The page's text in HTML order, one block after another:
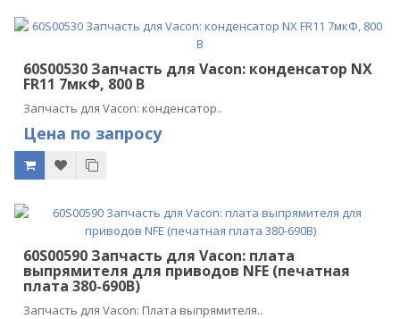
60S00530 Запчасть для Vacon: конденсатор NX
FR11 7мкФ, 800 В
Запчасть для Vacon: конденсатор..
Цена по запросу
60S00590 Запчасть для Vacon: плата
выпрямителя для приводов NFE (печатная
плата 380-690В)
Запчасть для Vacon: Плата выпрямителя..